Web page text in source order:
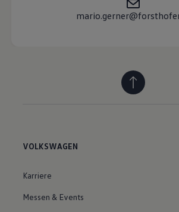
VOLKSWAGEN
Karriere
Messen & Events